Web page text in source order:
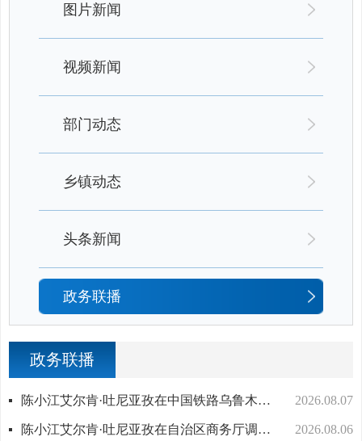
图片新闻
视频新闻
部门动态
乡镇动态
头条新闻
政务联播
政务联播
2026.08.07
陈小江艾尔肯·吐尼亚孜在中国铁路乌鲁木齐局集团走访调研
2026.08.06
陈小江艾尔肯·吐尼亚孜在自治区商务厅调研座谈